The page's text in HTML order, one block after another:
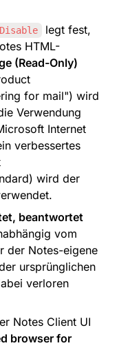
legt fest,
HTML-
(Read-Only)
for mail") wird
Verwendung
Internet
verbessertes
HTML-Rendering aktiviert; mit
wird der
beantwortet
vom
der Notes-eigene
ursprünglichen
verloren
Notes Client UI
browser for